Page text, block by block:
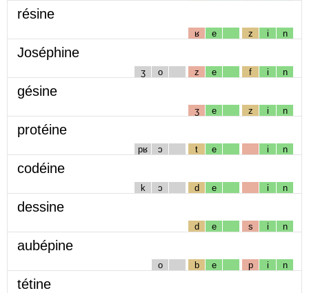
résine
ʁ e z i n
Joséphine
ʒ o z e f i n
gésine
ʒ e z i n
protéine
pʁ ɔ t e i n
codéine
k ɔ d e i n
dessine
d e s i n
aubépine
o b e p i n
tétine